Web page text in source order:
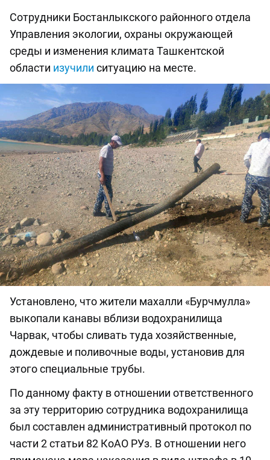
Сотрудники Бостанлыкского районного отдела
Управления экологии, охраны окружающей
среды и изменения климата Ташкентской
области изучили ситуацию на месте.
Установлено, что жители махалли «Бурчмулла»
выкопали канавы вблизи водохранилища
Чарвак, чтобы сливать туда хозяйственные,
дождевые и поливочные воды, установив для
этого специальные трубы.
По данному факту в отношении ответственного
за эту территорию сотрудника водохранилища
был составлен административный протокол по
части 2 статьи 82 КоАО РУз. В отношении него